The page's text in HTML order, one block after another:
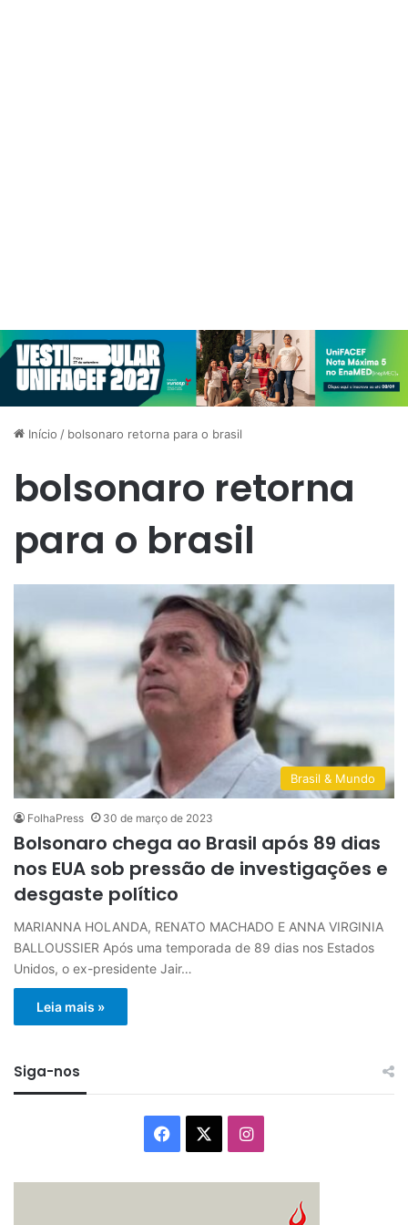
Início / bolsonaro retorna para o brasil
bolsonaro retorna
para o brasil
Brasil & Mundo
FolhaPress 30 de março de 2023
Bolsonaro chega ao Brasil após 89 dias
nos EUA sob pressão de investigações e
desgaste político
MARIANNA HOLANDA, RENATO MACHADO E ANNA VIRGINIA
BALLOUSSIER Após uma temporada de 89 dias nos Estados
Unidos, o ex-presidente Jair…
Leia mais »
Siga-nos
Facebook Instagram